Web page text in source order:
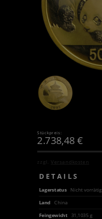
Stückpreis:
2.738,48€
zzgl.Versandkosten
DETAILS
Lagerstatus
Nicht vorrätig
Land
China
Feingewicht
31,1035 g